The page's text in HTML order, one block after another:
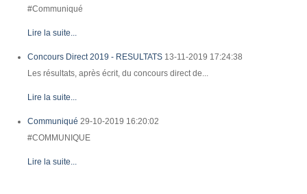
#Communiqué
Lire la suite...
Concours Direct 2019 - RESULTATS 13-11-2019 17:24:38
Les résultats, après écrit, du concours direct de...
Lire la suite...
Communiqué 29-10-2019 16:20:02
#COMMUNIQUE
Lire la suite...